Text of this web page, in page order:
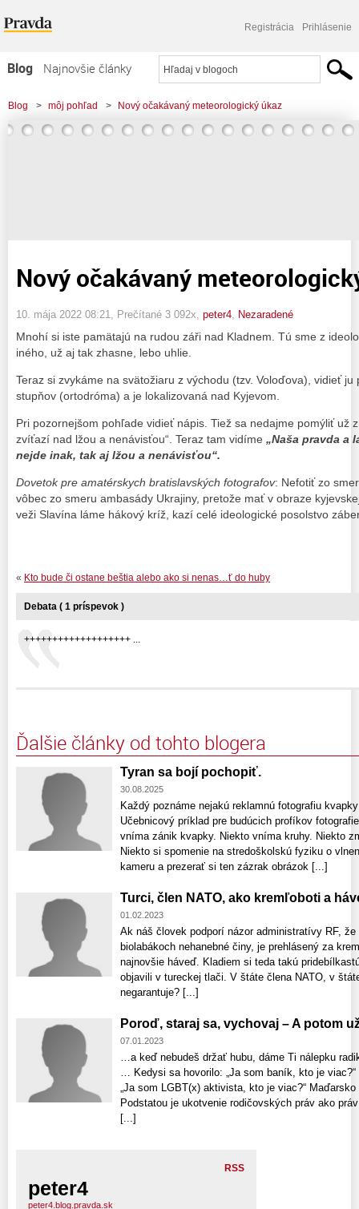
Registrácia Prihlásenie
Blog
Najnovšie články
Najčítanejšie články
Najkomentovanejšie články
Blog > môj pohľad > Nový očakávaný meteorologický úkaz
Nový očakávaný
10. mája 2022 08:21 , Prečítané 3 092x, peter4 Nezaradené
Mnohí si iste pamätajú na rudou záři nad Kladnem. Tú sme z
iného, už aj tak zhasne, lebo uhlie.
Teraz si zvykáme na svätožiaru z východu (tzv. Voloďova), vidieť
stupňov (ortodróma) a je lokalizovaná nad Kyjevom.
Pri pozornejšom pohľade vidieť nápis. Tiež sa nedajme pomýliť už
zvíťazí nad lžou a nenávisťou“. Teraz tam vidíme „Naša pravda a
nejde inak, tak aj lžou a nenávisťou“.
Dovetok pre amatérskych bratislavských fotografov: Nefotiť zo
vôbec zo smeru ambasády Ukrajiny, pretože mať v obraze
veži Slavína láme hákový kríž, kazí celé ideologické posolstvo
« Kto bude či ostane beštia alebo ako si nenas…ť do huby
Debata ( 1 príspevok )
+++++++++++++++++++ ...
Ďalšie články od tohto blogera
Tyran sa bojí pochopiť.
30.08.2025
Každý poznáme nejakú reklamnú fotografiu
Učebnicový príklad pre budúcich profíkov
vníma zánik kvapky. Niekto vníma kruhy. Niekto
Niekto si spomenie na stredoškolskú fyziku o
kameru a prezerať si ten zázrak obrázok [...]
Turci, člen NATO, ako kremľoboti a
01.02.2023
Ak náš človek podporí názor administratívy RF,
biolabákoch nehanebné činy, je prehlásený za
najnovšie háveď. Kladiem si teda takú
objavili v tureckej tlači. V štáte člena NATO, v
negarantuje? [...]
Poroď, staraj sa, vychovaj – A potom
07.01.2023
…a keď nebudeš držať hubu, dáme Ti nálepku
… Kedysi sa hovorilo: „Ja som baník, kto je
„Ja som LGBT(x) aktivista, kto je viac?“
Podstatou je ukotvenie rodičovských práv ako
[...]
RSS
peter4
peter4.blog.pravda.sk